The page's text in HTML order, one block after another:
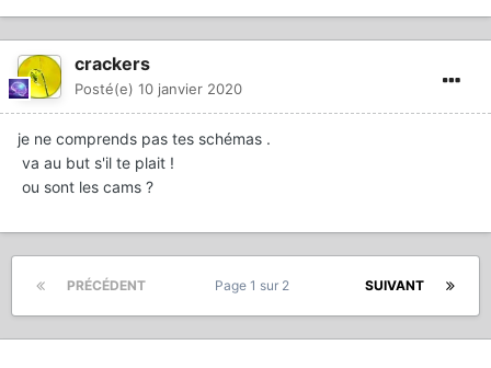
crackers
Posté(e) 10 janvier 2020
je ne comprends pas tes schémas .
va au but s'il te plait !
ou sont les cams ?
PRÉCÉDENT SUIVANT
Page 1 sur 2